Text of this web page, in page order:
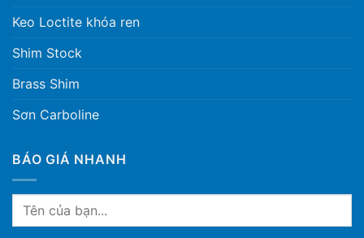
Keo Loctite khóa ren
Shim Stock
Brass Shim
Sơn Carboline
BÁO GIÁ NHANH